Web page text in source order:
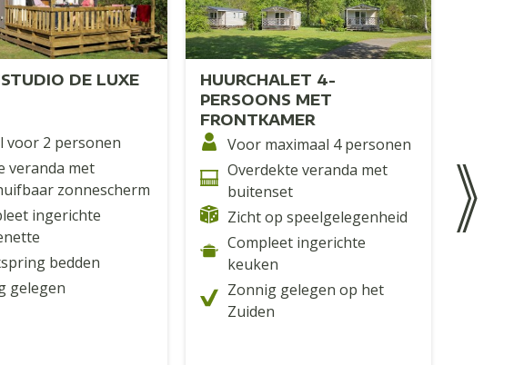
DE LUXE
voor 2 personen
veranda met
zonnescherm
ingerichte
bedden
gelegen
HUURCHALET 4-
PERSOONS MET
FRONTKAMER
Voor maximaal 4 personen
Overdekte veranda met
buitenset
Zicht op speelgelegenheid
Compleet ingerichte
keuken
Zonnig gelegen op het
Zuiden